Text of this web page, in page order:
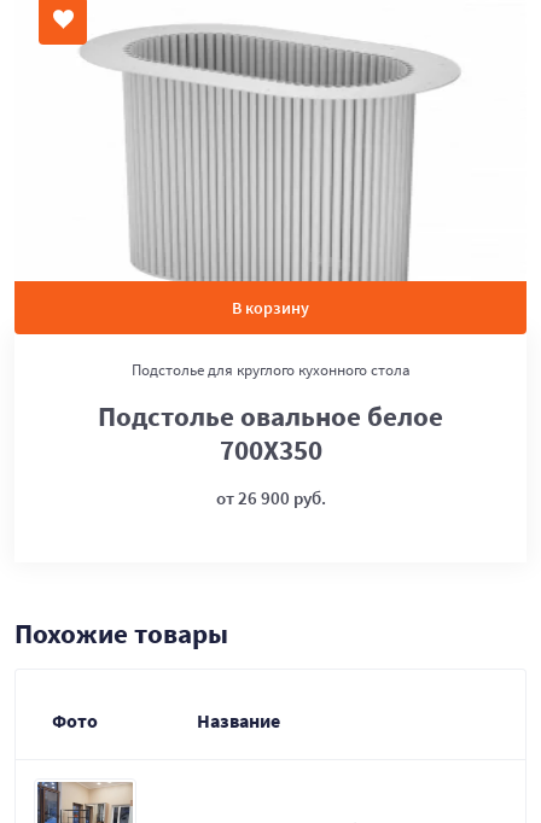
В корзину
Подстолье для круглого кухонного стола
Подстолье овальное белое
700Х350
от 26 900 руб.
Похожие товары
Фото Название